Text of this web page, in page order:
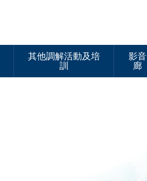
其他調解活動及培
訓
影音
廊